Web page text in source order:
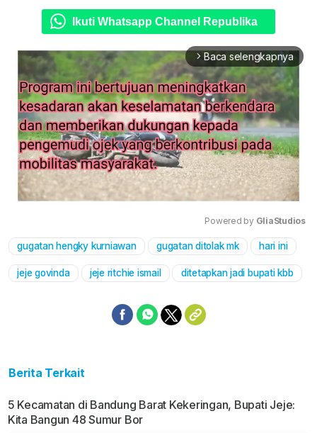
Ikuti Whatsapp Channel Republika
arrow_forward_ios Baca selengkapnya
Mute
Powered by GliaStudios
gugatan hengky kurniawan gugatan ditolak mk hari ini
jeje govinda jeje ritchie ismail ditetapkan jadi bupati kbb
Berita Terkait
5 Kecamatan di Bandung Barat Kekeringan, Bupati Jeje:
Kita Bangun 48 Sumur Bor